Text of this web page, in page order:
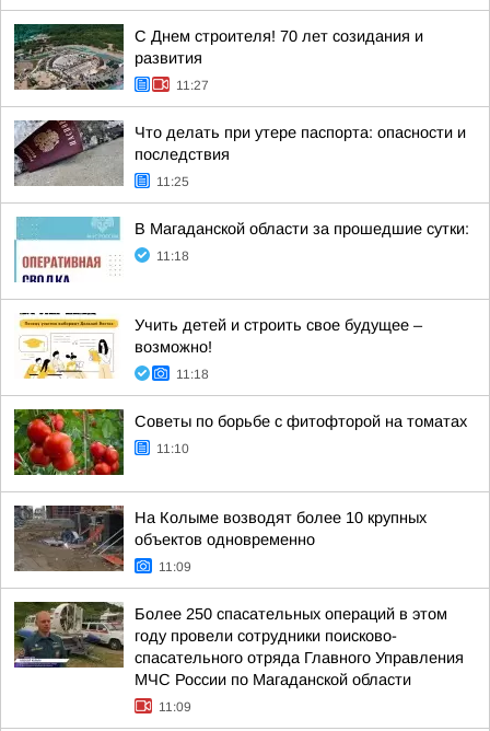
С Днем строителя! 70 лет созидания и
развития
11:27
Что делать при утере паспорта: опасности и
последствия
11:25
В Магаданской области за прошедшие сутки:
11:18
Учить детей и строить свое будущее –
возможно!
11:18
Советы по борьбе с фитофторой на томатах
11:10
На Колыме возводят более 10 крупных
объектов одновременно
11:09
Более 250 спасательных операций в этом
году провели сотрудники поисково-
спасательного отряда Главного Управления
МЧС России по Магаданской области
11:09